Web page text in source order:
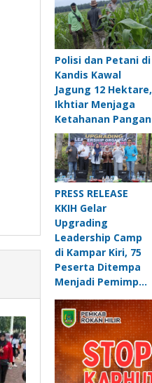
Polisi dan Petani di
Kandis Kawal
Jagung 12 Hektare,
Ikhtiar Menjaga
Ketahanan Pangan
PRESS RELEASE
KKIH Gelar
Upgrading
Leadership Camp
di Kampar Kiri, 75
Peserta Ditempa
Menjadi Pemimp…